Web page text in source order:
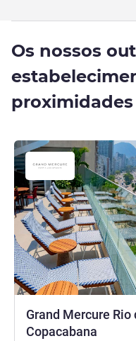
Os nossos
proximidades
Grand Mercure
Copacabana